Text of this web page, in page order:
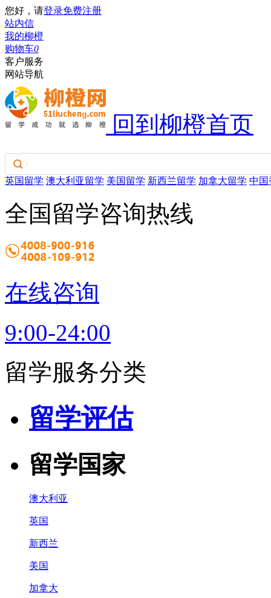
您好，请登录免费注册
站内信
我的柳橙
购物车0
客户服务
网站导航
回到柳橙首页
英国留学 澳大利亚留学 美国留学 新西兰留学 加拿大留学 中国
全国留学咨询热线
在线咨询
9:00-24:00
留学服务分类
留学评估
留学国家
澳大利亚
英国
新西兰
美国
加拿大